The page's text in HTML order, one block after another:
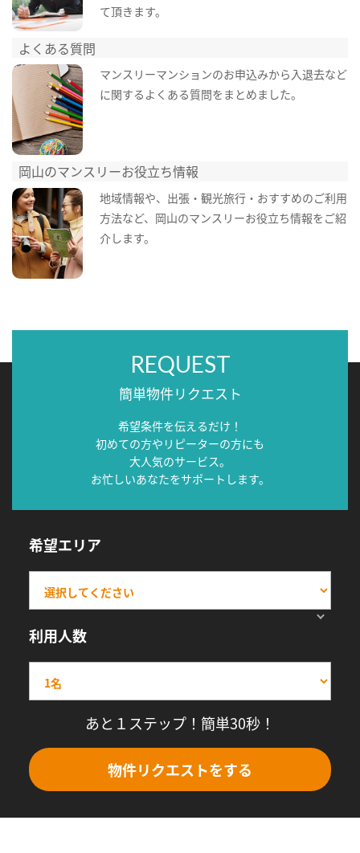
て頂きます。
よくある質問
マンスリーマンションのお申込みから入退去など
に関するよくある質問をまとめました。
岡山のマンスリーお役立ち情報
地域情報や、出張・観光旅行・おすすめのご利用
方法など、岡山のマンスリーお役立ち情報をご紹
介します。
REQUEST
簡単物件リクエスト
希望条件を伝えるだけ！
初めての方やリピーターの方にも
大人気のサービス。
お忙しいあなたをサポートします。
希望エリア
利用人数
あと１ステップ！簡単30秒！
物件リクエストをする